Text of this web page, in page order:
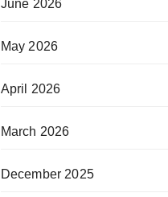
June 2026
May 2026
April 2026
March 2026
December 2025